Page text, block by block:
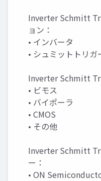
Inverter Schmitt
ョン：
• インバータ
• シュミットトリガ
Inverter Schmitt
• ビモス
• バイポーラ
• CMOS
• その他
Inverter Schmitt
ー：
• ON